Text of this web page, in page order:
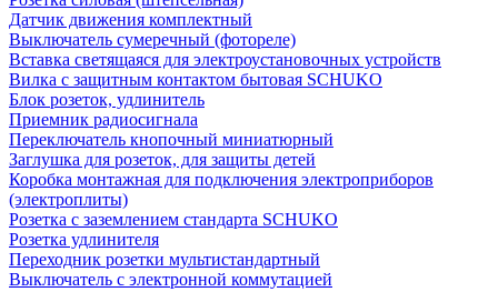
Датчик движения комплектный
Выключатель сумеречный (фотореле)
Вставка светящаяся для электроустановочных устройств
Вилка с защитным контактом бытовая SCHUKO
Блок розеток, удлинитель
Приемник радиосигнала
Переключатель кнопочный миниатюрный
Заглушка для розеток, для защиты детей
Коробка монтажная для подключения электроприборов
(электроплиты)
Розетка с заземлением стандарта SCHUKO
Розетка удлинителя
Переходник розетки мультистандартный
Выключатель с электронной коммутацией